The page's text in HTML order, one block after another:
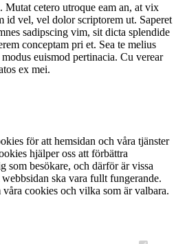
cetero utroque eam an, at vix
id vel, vel dolor scriptorem ut. Saperet
sadipscing vim, sit dicta splendide
conceptam pri et. Sea te melius
euismod pertinacia. Cu verear
ex mei.
för att hemsidan och våra tjänster
hjälper oss att förbättra
som besökare, och därför är vissa
ska vara fullt fungerande.
cookies och vilka som är valbara.